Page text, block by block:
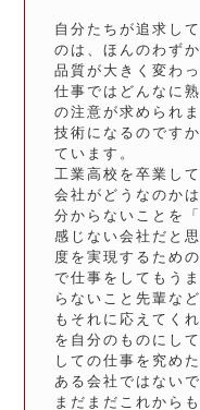
自分たちが追求し
のは、ほんのわず
品質が大きく変わ
仕事ではどんなに
の注意が求められ
技術になるのです
ています。
工業高校を卒業し
会社がどうなのか
分からないことを
感じない会社だと
度を実現するため
で仕事をしてもう
らないこと先輩な
もそれに応えてく
を自分のものにし
しての仕事を究め
ある会社ではないで
まだまだこれから